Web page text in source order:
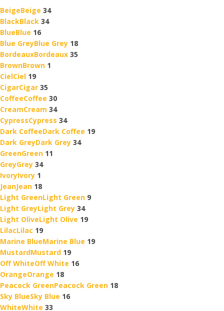
BeigeBeige 34
BlackBlack 34
BlueBlue 16
Blue GreyBlue Grey 18
BordeauxBordeaux 35
BrownBrown 1
CielCiel 19
CigarCigar 35
CoffeeCoffee 30
CreamCream 34
CypressCypress 34
Dark CoffeeDark Coffee 19
Dark GreyDark Grey 34
GreenGreen 11
GreyGrey 34
IvoryIvory 1
JeanJean 18
Light GreenLight Green 9
Light GreyLight Grey 34
Light OliveLight Olive 19
LilacLilac 19
Marine BlueMarine Blue 19
MustardMustard 19
Off WhiteOff White 16
OrangeOrange 18
Peacock GreenPeacock Green 18
Sky BlueSky Blue 16
WhiteWhite 33